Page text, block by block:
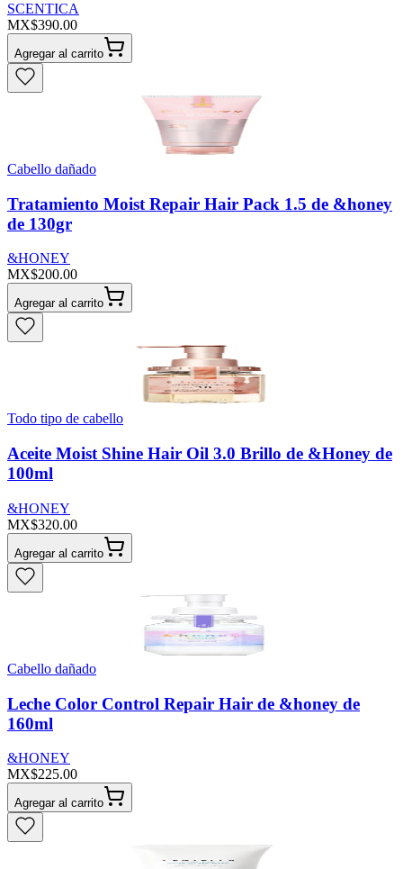
SCENTICA
MX$390.00
Agregar al carrito
Cabello dañado
Tratamiento Moist Repair Hair Pack 1.5 de &honey
de 130gr
&HONEY
MX$200.00
Agregar al carrito
Todo tipo de cabello
Aceite Moist Shine Hair Oil 3.0 Brillo de &Honey de
100ml
&HONEY
MX$320.00
Agregar al carrito
Cabello dañado
Leche Color Control Repair Hair de &honey de
160ml
&HONEY
MX$225.00
Agregar al carrito